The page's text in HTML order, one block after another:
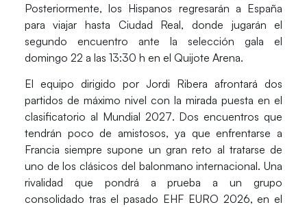
Posteriormente, los Hispanos regresarán a España
para viajar hasta Ciudad Real, donde jugarán el
segundo encuentro ante la selección gala el
domingo 22 a las 13:30 h en el Quijote Arena.
El equipo dirigido por Jordi Ribera afrontará dos
partidos de máximo nivel con la mirada puesta en el
clasificatorio al Mundial 2027. Dos encuentros que
tendrán poco de amistosos, ya que enfrentarse a
Francia siempre supone un gran reto al tratarse de
uno de los clásicos del balonmano internacional. Una
rivalidad que pondrá a prueba a un grupo
consolidado tras el pasado EHF EURO 2026, en el